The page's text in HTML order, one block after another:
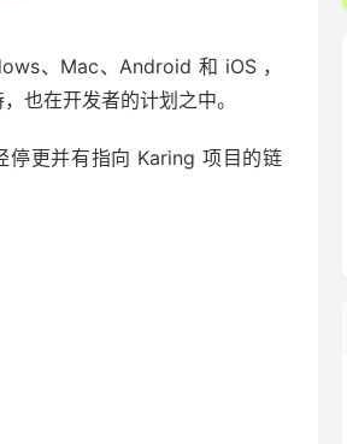
、Mac、Android 和 iOS ，
也在开发者的计划之中。
停更并有指向 Karing 项目的链